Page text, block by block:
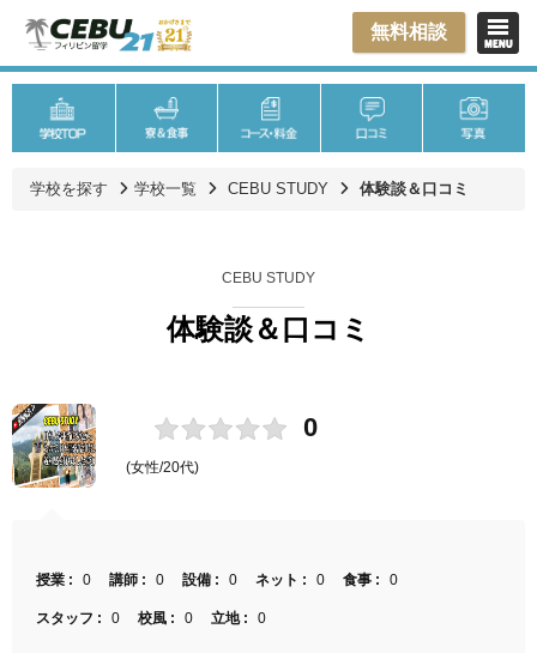
無料相談
学校を探す 学校一覧 CEBU STUDY 体験談＆口コミ
CEBU STUDY
体験談＆口コミ
(女性/20代)
0
授業 : 0 講師 : 0 設備 : 0 ネット : 0 食事 : 0
スタッフ : 0 校風 : 0 立地 : 0